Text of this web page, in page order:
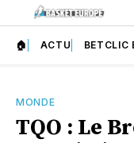
🏠 ACTU BETCLIC
MONDE
TQO : Le